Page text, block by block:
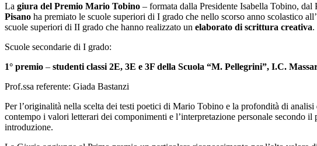
La giura del Premio Mario Tobino – formata dalla Presidente Isabella Tobino,
Pisano ha premiato le scuole superiori di I grado che nello scorso anno scolastico
scuole superiori di II grado che hanno realizzato un elaborato di scrittura creativa.
Scuole secondarie di I grado:
1° premio – studenti classi 2E, 3E e 3F della Scuola “M. Pellegrini”, I.C.
Prof.ssa referente: Giada Bastanzi
Per l’originalità nella scelta dei testi poetici di Mario Tobino e la profondità di
contempo i valori letterari dei componimenti e l’interpretazione personale
introduzione.